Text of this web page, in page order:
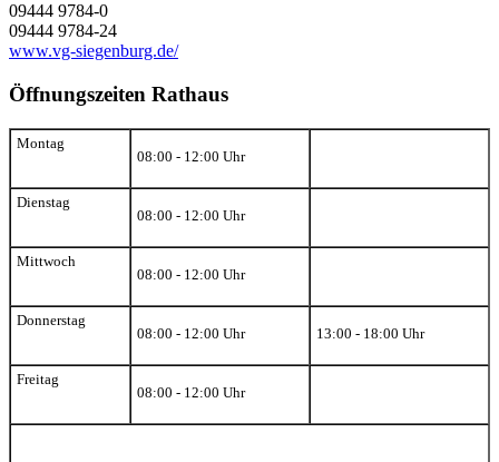
09444 9784-0
09444 9784-24
www.vg-siegenburg.de/
Öffnungszeiten Rathaus
Montag
08:00 - 12:00 Uhr
Dienstag
08:00 - 12:00 Uhr
Mittwoch
08:00 - 12:00 Uhr
Donnerstag
08:00 - 12:00 Uhr
13:00 - 18:00 Uhr
Freitag
08:00 - 12:00 Uhr